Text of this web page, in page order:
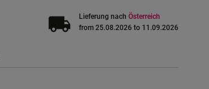
local_shipping Lieferung nach Österreich
from 25.08.2026 to 11.09.2026